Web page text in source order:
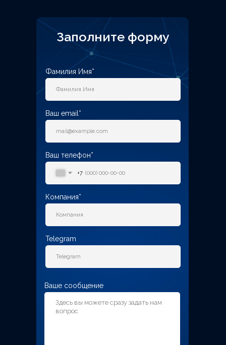
Фамилия Имя*
Ваш email*
Ваш телефон*
+7
Компания*
Telegram
Ваше сообщение
Заполните форму